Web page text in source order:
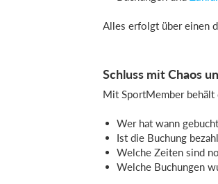
Alles erfolgt über einen
Schluss mit Chaos
Mit SportMember
Wer hat wann
Ist die Buchung
Welche Zeiten sind
Welche Buchungen